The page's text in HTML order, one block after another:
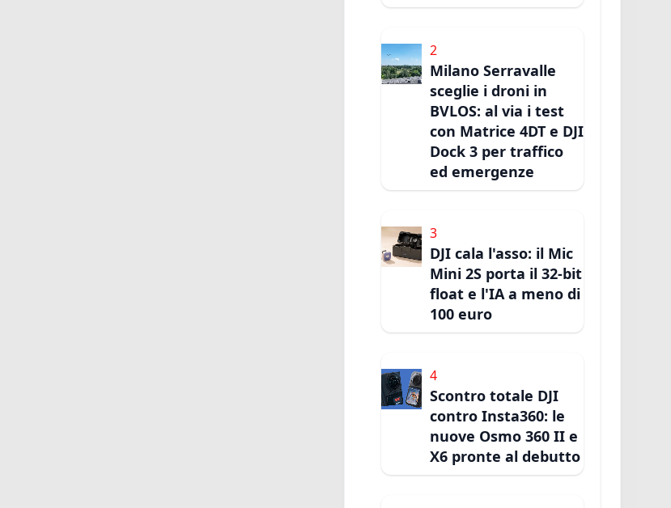
2
Milano Serravalle
sceglie i droni in
BVLOS: al via i test
con Matrice 4DT e DJI
Dock 3 per traffico
ed emergenze
3
DJI cala l'asso: il Mic
Mini 2S porta il 32-bit
float e l'IA a meno di
100 euro
4
Scontro totale DJI
contro Insta360: le
nuove Osmo 360 II e
X6 pronte al debutto